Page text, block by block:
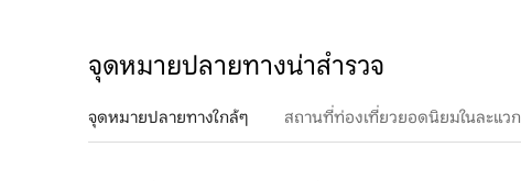
จุดหมายปลายทางน่าสำรวจ
จุดหมายปลายทางใกล้ๆ สถานที่ท่องเที่ยวยอดนิยมในละแวก